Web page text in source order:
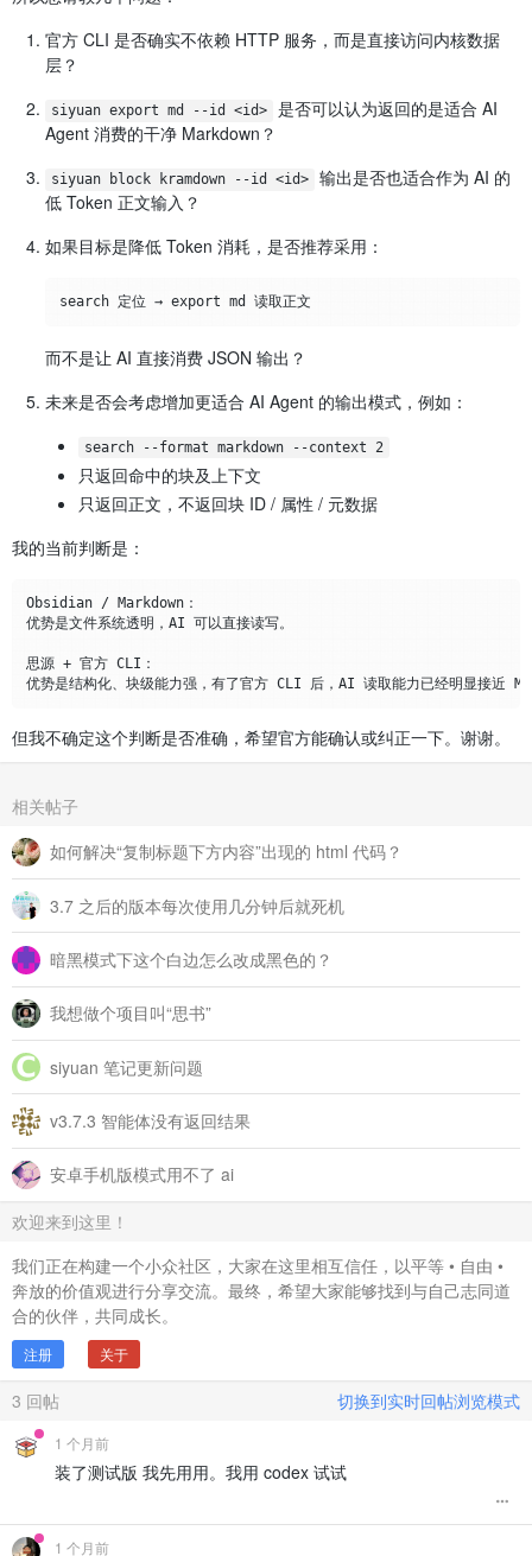
官方 CLI 是否确实不依赖 HTTP 服务，而是直接访问内核数据
层？
siyuan export md --id <id>
是否可以认为返回的是适合 AI
Agent 消费的干净 Markdown？
siyuan block kramdown --id <id>
输出是否也适合作为 AI 的
低 Token 正文输入？
如果目标是降低 Token 消耗，是否推荐采用：
而不是让 AI 直接消费 JSON 输出？
未来是否会考虑增加更适合 AI Agent 的输出模式，例如：
search --format markdown --context 2
只返回命中的块及上下文
只返回正文，不返回块 ID / 属性 / 元数据
我的当前判断是：
Obsidian / Markdown：
优势是文件系统透明，AI 可以直接读写。
思源 + 官方 CLI：
但我不确定这个判断是否准确，希望官方能确认或纠正一下。谢谢。
相关帖子
如何解决“复制标题下方内容”出现的 html 代码？
3.7 之后的版本每次使用几分钟后就死机
暗黑模式下这个白边怎么改成黑色的？
我想做个项目叫“思书”
siyuan 笔记更新问题
v3.7.3 智能体没有返回结果
安卓手机版模式用不了 ai
欢迎来到这里！
我们正在构建一个小众社区，大家在这里相互信任，以平等 • 自由 •
奔放的价值观进行分享交流。最终，希望大家能够找到与自己志同道
合的伙伴，共同成长。
注册 关于
3 回帖 切换到实时回帖浏览模式
1 个月前
装了测试版 我先用用。我用 codex 试试
1 个月前